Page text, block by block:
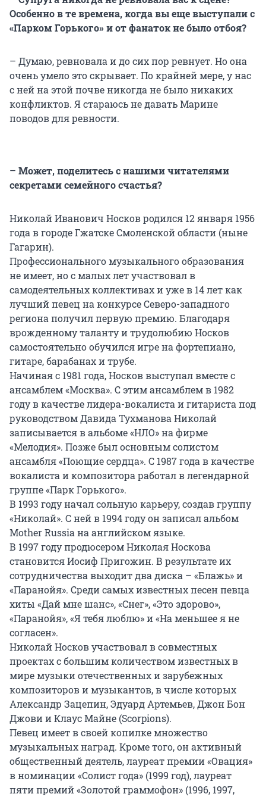
Особенно в те времена, когда вы еще выступали с
«Парком Горького» и от фанаток не было отбоя?
– Думаю, ревновала и до сих пор ревнует. Но она
очень умело это скрывает. По крайней мере, у нас
с ней на этой почве никогда не было никаких
конфликтов. Я стараюсь не давать Марине
поводов для ревности.
– Может, поделитесь с нашими читателями
секретами семейного счастья?
Николай Иванович Носков родился 12 января 1956
года в городе Гжатске Смоленской области (ныне
Гагарин).
Профессионального музыкального образования
не имеет, но с малых лет участвовал в
самодеятельных коллективах и уже в 14 лет как
лучший певец на конкурсе Северо-западного
региона получил первую премию. Благодаря
врожденному таланту и трудолюбию Носков
самостоятельно обучился игре на фортепиано,
гитаре, барабанах и трубе.
Начиная с 1981 года, Носков выступал вместе с
ансамблем «Москва». С этим ансамблем в 1982
году в качестве лидера-вокалиста и гитариста под
руководством Давида Тухманова Николай
записывается в альбоме «НЛО» на фирме
«Мелодия». Позже был основным солистом
ансамбля «Поющие сердца». С 1987 года в качестве
вокалиста и композитора работал в легендарной
группе «Парк Горького».
В 1993 году начал сольную карьеру, создав группу
«Николай». С ней в 1994 году он записал альбом
Mother Russia на английском языке.
В 1997 году продюсером Николая Носкова
становится Иосиф Пригожин. В результате их
сотрудничества выходит два диска – «Блажь» и
«Паранойя». Среди самых известных песен певца
хиты «Дай мне шанс», «Снег», «Это здорово»,
«Паранойя», «Я тебя люблю» и «На меньшее я не
согласен».
Николай Носков участвовал в совместных
проектах с большим количеством известных в
мире музыки отечественных и зарубежных
композиторов и музыкантов, в числе которых
Александр Зацепин, Эдуард Артемьев, Джон Бон
Джови и Клаус Майне (Scorpions).
Певец имеет в своей копилке множество
музыкальных наград. Кроме того, он активный
общественный деятель, лауреат премии «Овация»
в номинации «Солист года» (1999 год), лауреат
пяти премий «Золотой граммофон» (1996, 1997,